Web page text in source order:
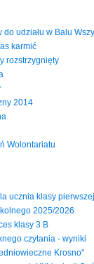
udziału w Balu
karmić
rozstrzygnięty
2014
Wolontariatu
ucznia klasy
2025/2026
klasy 3 B
czytania - wyniki
Krosno"